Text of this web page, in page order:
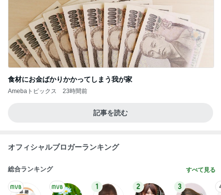
食材にお金ばかりかかってしまう我が家
Amebaトピックス 23時間前
記事を読む
オフィシャルブロガーランキング
総合ランキング すべて見る
1 2 3